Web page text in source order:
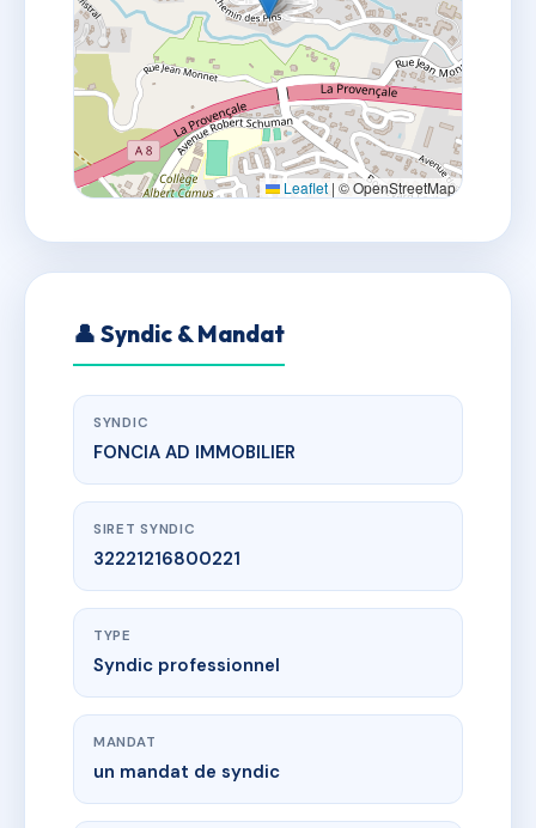
Leaflet | © OpenStreetMap
👤 Syndic & Mandat
SYNDIC
FONCIA AD IMMOBILIER
SIRET SYNDIC
32221216800221
TYPE
Syndic professionnel
MANDAT
un mandat de syndic